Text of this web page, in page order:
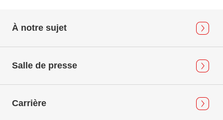
À notre sujet
Salle de presse
Carrière